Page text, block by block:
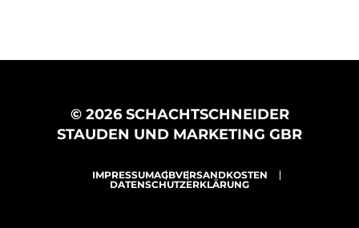
© 2026 SCHACHTSCHNEIDER
STAUDEN UND MARKETING GBR
IMPRESSUMAGBVERSANDKOSTEN
DATENSCHUTZERKLÄRUNG